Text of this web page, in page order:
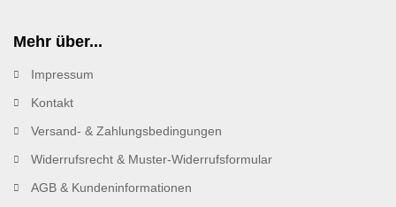
Mehr über...
Impressum
Kontakt
Versand- & Zahlungsbedingungen
Widerrufsrecht & Muster-Widerrufsformular
AGB & Kundeninformationen